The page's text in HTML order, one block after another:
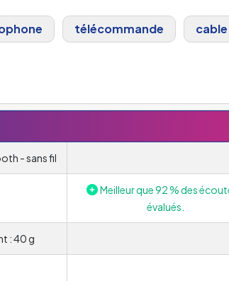
télécommande cable
- sans fil
Meilleur que 92 % des
évalués.
: 40 g